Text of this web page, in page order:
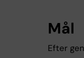
Mål
Efter